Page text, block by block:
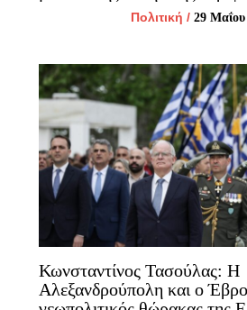
Πολιτική / 29 Μαΐου
Κωνσταντίνος Τασούλας: Η
Αλεξανδρούπολη και ο